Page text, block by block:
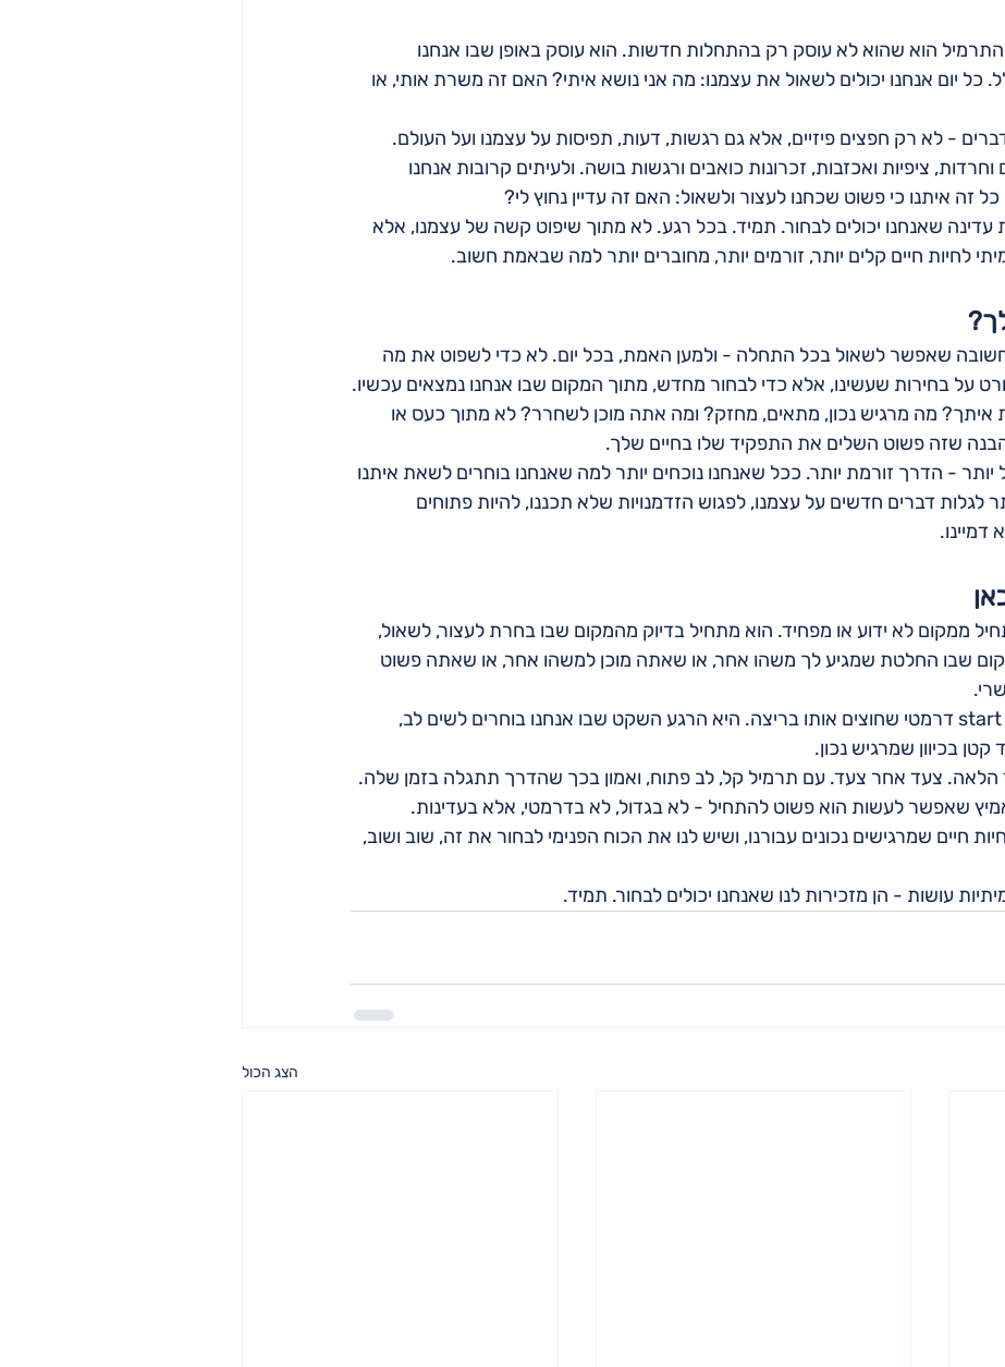
הוא שהוא לא עוסק רק בהתחלות חדשות. הוא עוסק באופן שבו אנחנו
כל יום אנחנו יכולים לשאול את עצמנו: מה אני נושא איתי? האם זה משרת אותי, או
דברים - לא רק חפצים פיזיים, אלא גם רגשות, דעות, תפיסות על עצמנו ועל העולם.
ציפיות ואכזבות, זכרונות כואבים ורגשות בושה. ולעיתים קרובות אנחנו
זה איתנו כי פשוט שכחנו לעצור ולשאול: האם זה עדיין נחוץ לי?
עדינה שאנחנו יכולים לבחור. תמיד. בכל רגע. לא מתוך שיפוט קשה של עצמנו, אלא
לחיות חיים קלים יותר, זורמים יותר, מחוברים יותר למה שבאמת חשוב.
חשובה שאפשר לשאול בכל התחלה - ולמען האמת, בכל יום. לא כדי לשפוט את מה
על בחירות שעשינו, אלא כדי לבחור מחדש, מתוך המקום שבו אנחנו נמצאים עכשיו.
מה מרגיש נכון, מתאים, מחזק? ומה אתה מוכן לשחרר? לא מתוך כעס או
שזה פשוט השלים את התפקיד שלו בחיים שלך.
- הדרך זורמת יותר. ככל שאנחנו נוכחים יותר למה שאנחנו בוחרים לשאת איתנו
לגלות דברים חדשים על עצמנו, לפגוש הזדמנויות שלא תכננו, להיות פתוחים
דמיינו.
ממקום לא ידוע או מפחיד. הוא מתחיל בדיוק מהמקום שבו בחרת לעצור, לשאול,
שבו החלטת שמגיע לך משהו אחר, או שאתה מוכן למשהו אחר, או שאתה פשוט
ההתחלה היא לא קו start דרמטי שחוצים אותו בריצה. היא הרגע השקט שבו אנחנו בוחרים לשים לב,
בכיוון שמרגיש נכון.
הלאה. צעד אחר צעד. עם תרמיל קל, לב פתוח, ואמון בכך שהדרך תתגלה בזמן שלה.
שאפשר לעשות הוא פשוט להתחיל - לא בגדול, לא בדרמטי, אלא בעדינות.
חיים שמרגישים נכונים עבורנו, ושיש לנו את הכוח הפנימי לבחור את זה, שוב ושוב,
עושות - הן מזכירות לנו שאנחנו יכולים לבחור. תמיד.
הצג הכול